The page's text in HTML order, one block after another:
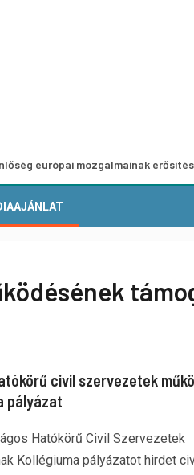
mozgalmainak erősítésére
civil szervezetek
pályázat
Hatókörű Civil Szervezetek
Kollégiuma pályázatot hirdet